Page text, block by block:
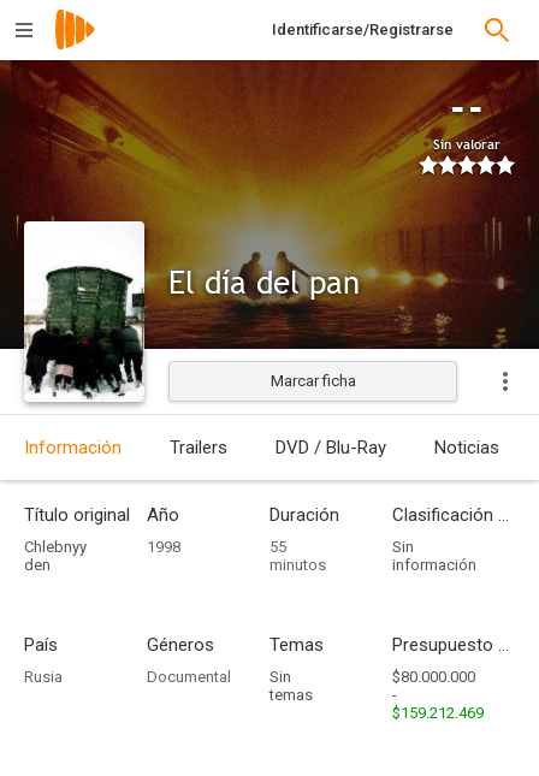
Identificarse/Registrarse
--
Sin valorar
El día del pan
Estrenada
Marcar ficha
Información Trailers DVD / Blu-Ray Noticias
Título original
Chlebnyy
den
Año
1998
Duración
55
minutos
Clasificación por edades
Sin
información
País
Rusia
Géneros
Documental
Temas
Sin
temas
Presupuesto - Ingresos
$80.000.000
-
$159.212.469